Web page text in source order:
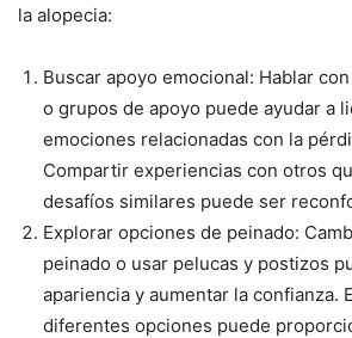
la alopecia:
Buscar apoyo emocional: Hablar
o grupos de apoyo puede ayudar a
emociones relacionadas con la
Compartir experiencias con otros
desafíos similares puede ser
Explorar opciones de peinado:
peinado o usar pelucas y postizos
apariencia y aumentar la confianza.
diferentes opciones puede